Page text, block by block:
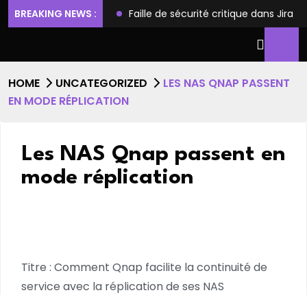
BREAKING NEWS :
et l’accès root Faille de sécurité critique dans Jira
HOME UNCATEGORIZED
LES NAS QNAP PASSENT
EN MODE RÉPLICATION
Les NAS Qnap passent en
mode réplication
Titre : Comment Qnap facilite la continuité de
service avec la réplication de ses NAS